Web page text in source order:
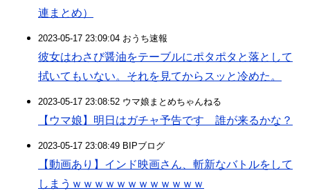
連まとめ）
2023-05-17 23:09:04 おうち速報
彼女はわさび醤油をテーブルにポタポタと落として
拭いてもいない。それを見てからスッと冷めた。
2023-05-17 23:08:52 ウマ娘まとめちゃんねる
【ウマ娘】明日はガチャ予告です 誰が来るかな？
2023-05-17 23:08:49 BIPブログ
【動画あり】インド映画さん、斬新なバトルをして
しまうｗｗｗｗｗｗｗｗｗｗｗｗ